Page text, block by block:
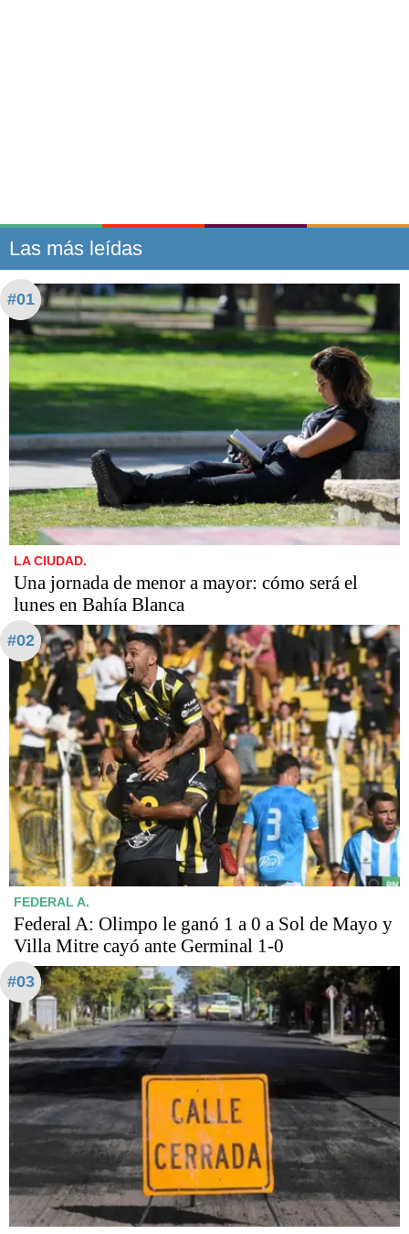
Las más leídas
#01
LA CIUDAD.
Una jornada de menor a mayor: cómo será el
lunes en Bahía Blanca
#02
FEDERAL A.
Federal A: Olimpo le ganó 1 a 0 a Sol de Mayo y
Villa Mitre cayó ante Germinal 1-0
#03